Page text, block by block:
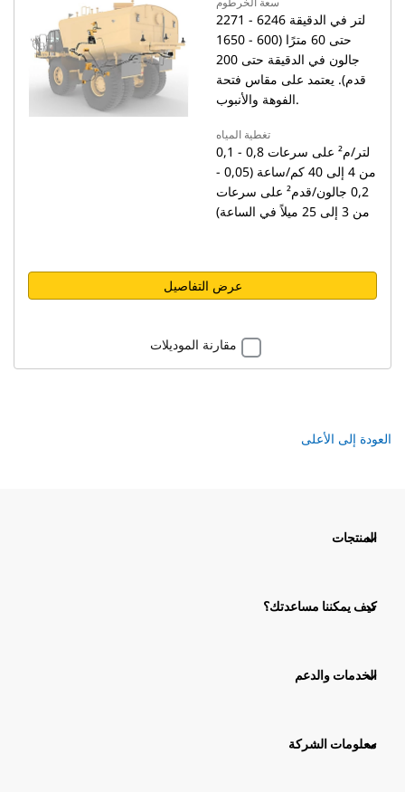
2271 - 6246 لتر في الدقيقة
حتى 60 مترًا (600 - 1650
جالون في الدقيقة حتى 200
قدم). يعتمد على مقاس فتحة
الفوهة والأنبوب.
تغطية المياه
0,1 - 0,8 لتر/م² على سرعات
من 4 إلى 40 كم/ساعة (0,05 -
0,2 جالون/قدم² على سرعات
من 3 إلى 25 ميلاً في الساعة)
عرض التفاصيل
مقارنة الموديلات
العودة إلى الأعلى
المنتجات
كيف يمكننا مساعدتك؟
الخدمات والدعم
معلومات الشركة